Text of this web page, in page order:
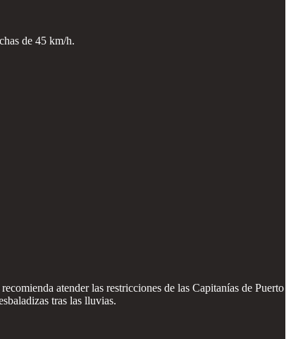
de 45 km/h.
atender las restricciones de las Capitanías de Puerto
tras las lluvias.